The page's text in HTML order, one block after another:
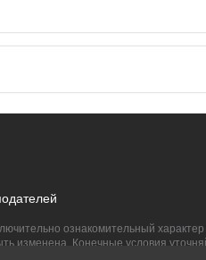
ознакомительный
Конечные условия